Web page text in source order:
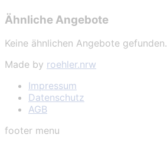
Ähnliche Angebote
Keine ähnlichen Angebote gefunden.
Made by roehler.nrw
Impressum
Datenschutz
AGB
footer menu